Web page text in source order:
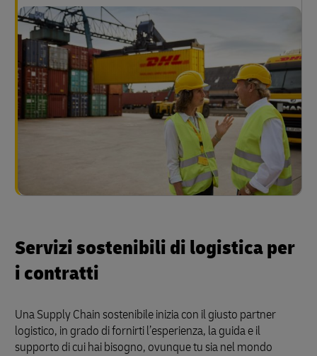
Servizi sostenibili di logistica per
i contratti
Una Supply Chain sostenibile inizia con il giusto partner
logistico, in grado di fornirti l’esperienza, la guida e il
supporto di cui hai bisogno, ovunque tu sia nel mondo